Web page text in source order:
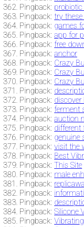
Pingback:
Pingback: try
Pingback: games
Pingback: app for
Pingback: free
Pingback: anchor
Pingback: Crazy
Pingback: Crazy
Pingback: Crazy
Pingback:
Pingback: discover
Pingback: ferment
Pingback: auction
Pingback: different
Pingback: genuine
Pingback: visit the
Pingback: Best
Pingback: This Site
Pingback: male
Pingback:
Pingback:
Pingback:
Pingback: Silicone
Pingback: Vibrating